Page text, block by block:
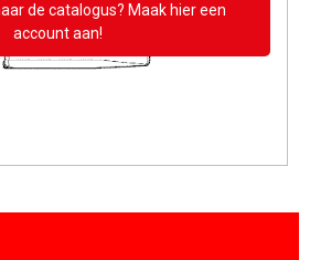
de catalogus? Maak hier een
account aan!